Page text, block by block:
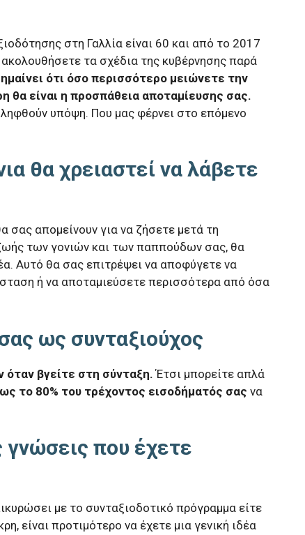
στη Γαλλία είναι 60 και από το 2017
τα σχέδια της κυβέρνησης παρά
ότι όσο περισσότερο μειώνετε την
θα είναι η προσπάθεια αποταμίευσης σας.
υπόψη. Που μας φέρνει στο επόμενο
θα χρειαστεί να λάβετε
σας απομείνουν για να ζήσετε μετά τη
των γονιών και των παππούδων σας, θα
Αυτό θα σας επιτρέψει να αποφύγετε να
ή να αποταμιεύσετε περισσότερα από όσα
ως συνταξιούχος
όταν βγείτε στη σύνταξη.Έτσι μπορείτε απλά
το 80% του τρέχοντος εισοδήματός σας να
που έχετε
με το συνταξιοδοτικό πρόγραμμα είτε
είναι προτιμότερο να έχετε μια γενική ιδέα